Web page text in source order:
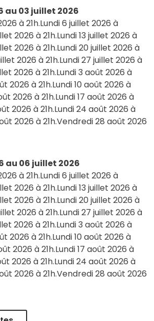
au 03 juillet 2026
à 21h.Lundi 6 juillet 2026 à
2026 à 21h.Lundi 13 juillet 2026 à
2026 à 21h.Lundi 20 juillet 2026 à
2026 à 21h.Lundi 27 juillet 2026 à
2026 à 21h.Lundi 3 août 2026 à
2026 à 21h.Lundi 10 août 2026 à
2026 à 21h.Lundi 17 août 2026 à
2026 à 21h.Lundi 24 août 2026 à
2026 à 21h.Vendredi 28 août 2026
au 06 juillet 2026
à 21h.Lundi 6 juillet 2026 à
2026 à 21h.Lundi 13 juillet 2026 à
2026 à 21h.Lundi 20 juillet 2026 à
2026 à 21h.Lundi 27 juillet 2026 à
2026 à 21h.Lundi 3 août 2026 à
2026 à 21h.Lundi 10 août 2026 à
2026 à 21h.Lundi 17 août 2026 à
2026 à 21h.Lundi 24 août 2026 à
2026 à 21h.Vendredi 28 août 2026